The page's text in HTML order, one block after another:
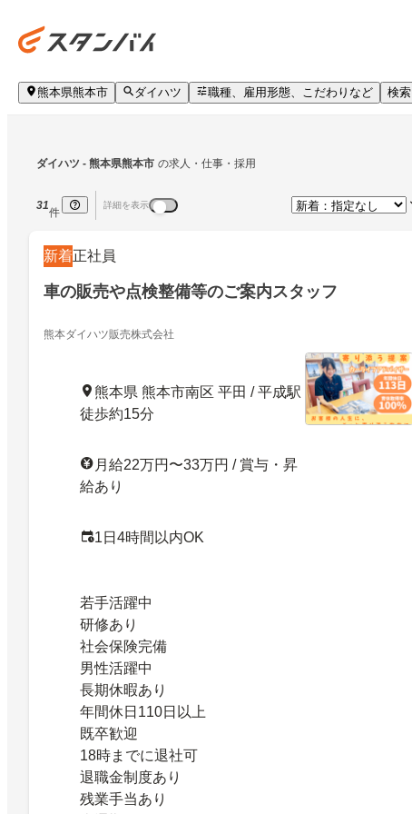
熊本県熊本市 ダイハツ 職種、雇用形態、こだわりなど 検索
ダイハツ - 熊本県熊本市 の求人・仕事・採用
31
件
詳細を表示
新着正社員
車の販売や点検整備等のご案内スタッフ
熊本ダイハツ販売株式会社
熊本県 熊本市南区 平田 / 平成駅
徒歩約15分
月給22万円〜33万円 / 賞与・昇
給あり
1日4時間以内OK
若手活躍中
研修あり
社会保険完備
男性活躍中
長期休暇あり
年間休日110日以上
既卒歓迎
18時までに退社可
退職金制度あり
残業手当あり